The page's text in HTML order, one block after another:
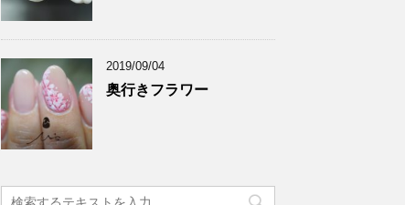
2019/09/04
奥行きフラワー